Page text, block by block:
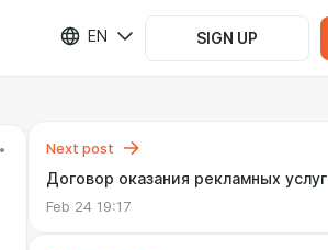
EN SIGN UP
Next post
Договор оказания рекламных услуг
Feb 24 19:17